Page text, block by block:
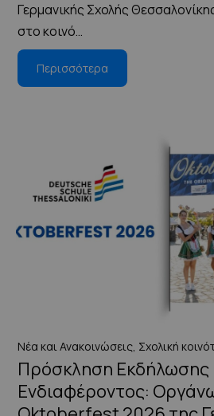
Γερμανικής Σχολής
στο κοινό…
Περισσότερα
Νέα και Ανακοινώσεις, Σχολική
Πρόσκληση Εκδήλωσης
Ενδιαφέροντος: